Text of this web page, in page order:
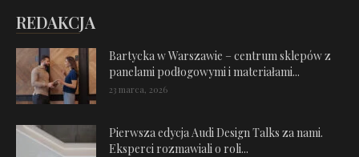
REDAKCJA
Bartycka w Warszawie – centrum sklepów z
panelami podłogowymi i materiałami...
23 marca, 2026
Pierwsza edycja Audi Design Talks za nami.
Eksperci rozmawiali o roli...